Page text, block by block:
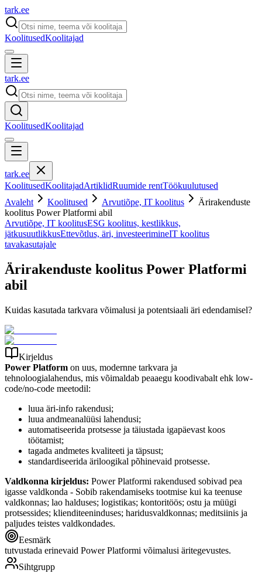
tark.ee
KoolitusedKoolitajad
tark.ee
KoolitusedKoolitajad
tark.ee
KoolitusedKoolitajadArtiklidRuumide rentTöökuulutused
Avaleht
Koolitused Arvutiõpe, IT koolitus
Ärirakenduste
koolitus Power Platformi abil
Arvutiõpe, IT koolitusESG koolitus, kestlikkus,
jätkusuutlikkusEttevõtlus, äri, investeerimineIT koolitus
tavakasutajale
Ärirakenduste koolitus Power Platformi
abil
Kuidas kasutada tarkvara võimalusi ja potentsiaali äri edendamisel?
Kirjeldus
Power Platform on uus, modernne tarkvara ja
tehnoloogialahendus, mis võimaldab peaaegu koodivabalt ehk low-
code/no-code meetodil:
luua äri-info rakendusi;
luua andmeanalüüsi lahendusi;
automatiseerida protsesse ja täiustada igapäevast koos
töötamist;
tagada andmetes kvaliteeti ja täpsust;
standardiseerida äriloogikal põhinevaid protsesse.
Valdkonna kirjeldus: Power Platformi rakendused sobivad pea
igasse valdkonda - Sobib rakendamiseks tootmise kui ka teenuse
valdkonnas; lao halduses; logistikas; kontoritöös; ostu ja müügi
protsessides; klienditeeninduses; haridusvaldkonnas; meditsiinis ja
paljudes teistes valdkondades.
Eesmärk
tutvustada erinevaid Power Platformi võimalusi äritegevustes.
Sihtgrupp